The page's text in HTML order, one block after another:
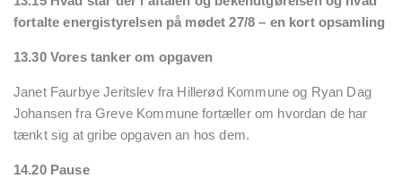
fortalte energistyrelsen på mødet 27/8 – en kort opsamling
13.30 Vores tanker om opgaven
Janet Faurbye Jeritslev fra Hillerød Kommune og Ryan Dag
Johansen fra Greve Kommune fortæller om hvordan de har
tænkt sig at gribe opgaven an hos dem.
14.20 Pause